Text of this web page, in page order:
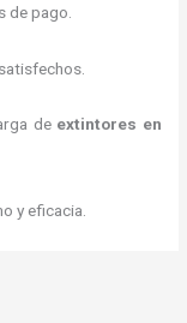
de pago.
de extintores en
y eficacia.